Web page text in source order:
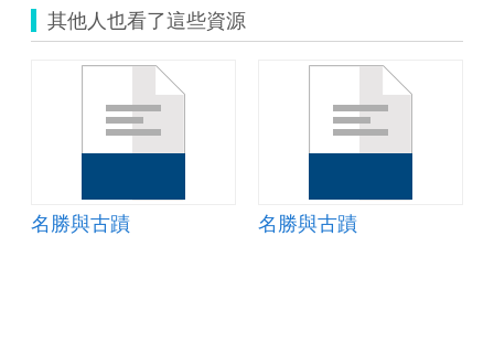
其他人也看了這些資源
名勝與古蹟 名勝與古蹟